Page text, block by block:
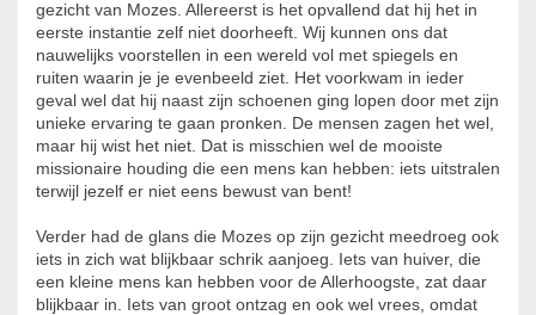
gezicht van Mozes. Allereerst is het opvallend dat hij het in
eerste instantie zelf niet doorheeft. Wij kunnen ons dat
nauwelijks voorstellen in een wereld vol met spiegels en
ruiten waarin je je evenbeeld ziet. Het voorkwam in ieder
geval wel dat hij naast zijn schoenen ging lopen door met zijn
unieke ervaring te gaan pronken. De mensen zagen het wel,
maar hij wist het niet. Dat is misschien wel de mooiste
missionaire houding die een mens kan hebben: iets uitstralen
terwijl jezelf er niet eens bewust van bent!
Verder had de glans die Mozes op zijn gezicht meedroeg ook
iets in zich wat blijkbaar schrik aanjoeg. Iets van huiver, die
een kleine mens kan hebben voor de Allerhoogste, zat daar
blijkbaar in. Iets van groot ontzag en ook wel vrees, omdat